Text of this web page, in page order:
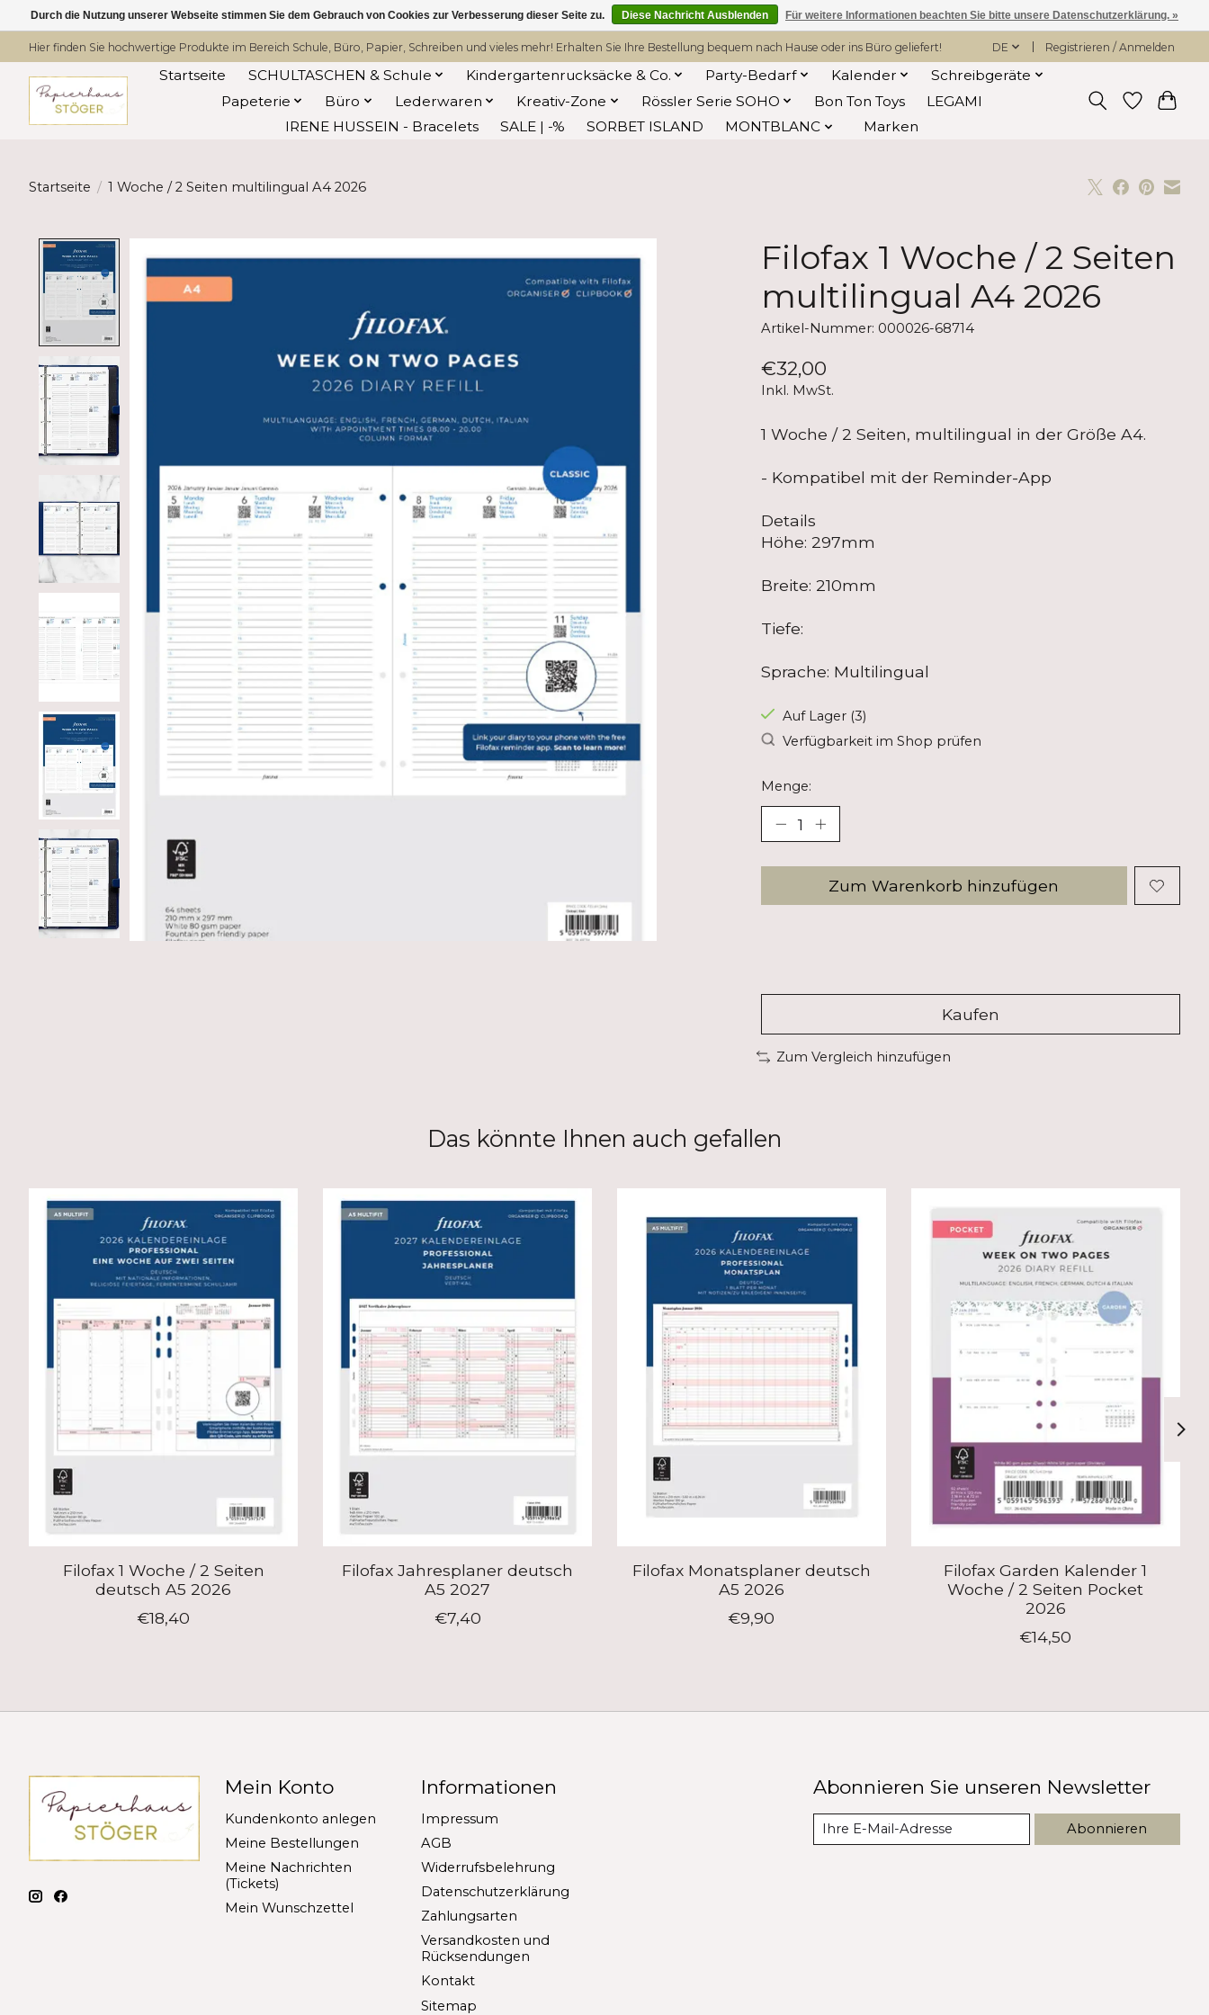
Hier finden Sie hochwertige Produkte im Bereich Schule, Büro, Papier, Schreiben und vieles mehr! Erhalten Sie Ihre Bestellung bequem nach Hause oder ins Büro geliefert! DE Registrieren / Anmelden
Startseite SCHULTASCHEN & Schule Kindergartenrucksäcke & Co. Party-Bedarf Kalender
Schreibgeräte
Papeterie
Büro Lederwaren Kreativ-Zone Rössler Serie SOHO Bon Ton Toys
LEGAMI
IRENE HUSSEIN - Bracelets
SALE | -% SORBET ISLAND MONTBLANC Marken
Startseite / 1 Woche / 2 Seiten multilingual A4 2026
Filofax 1 Woche / 2 Seiten
multilingual A4 2026
Artikel-Nummer: 000026-68714
€32,00
Inkl. MwSt.
1 Woche / 2 Seiten, multilingual in der Größe A4.
- Kompatibel mit der Reminder-App
Details
Höhe: 297mm
Breite: 210mm
Tiefe:
Sprache: Multilingual
Auf Lager (3)
Verfügbarkeit im Shop prüfen
Menge:
Zum Warenkorb hinzufügen
Kaufen
Zum Vergleich hinzufügen
Das könnte Ihnen auch gefallen
Produkt-Karussell-Artikel
Filofax 1 Woche / 2 Seiten
deutsch A5 2026
€18,40
Filofax Jahresplaner deutsch
A5 2027
€7,40
Filofax Monatsplaner deutsch
A5 2026
€9,90
Filofax Garden Kalender 1
Woche / 2 Seiten Pocket
2026
€14,50
Mein Konto
Kundenkonto anlegen
Meine Bestellungen
Meine Nachrichten
(Tickets)
Mein Wunschzettel
Informationen
Impressum
AGB
Widerrufsbelehrung
Datenschutzerklärung
Zahlungsarten
Versandkosten und
Rücksendungen
Kontakt
Sitemap
Abonnieren Sie unseren Newsletter
Abonnieren
Durch die Nutzung unserer Webseite stimmen Sie dem Gebrauch von Cookies zur Verbesserung dieser Seite zu. Diese Nachricht Ausblenden Für weitere Informationen beachten Sie bitte unsere Datenschutzerklärung. »